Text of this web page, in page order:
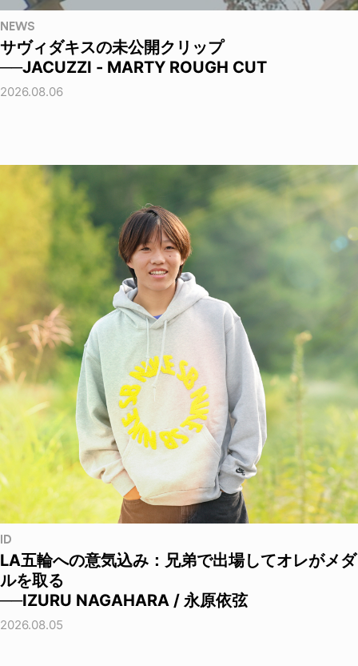
NEWS
サヴィダキスの未公開クリップ
──JACUZZI - MARTY ROUGH CUT
2026.08.06
ID
LA五輪への意気込み：兄弟で出場してオレがメダ
ルを取る
──IZURU NAGAHARA / 永原依弦
2026.08.05